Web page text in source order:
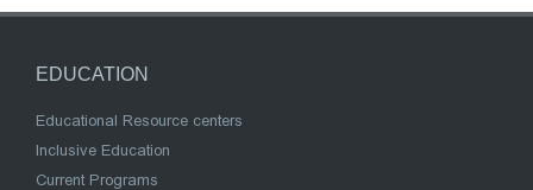
EDUCATION
Educational Resource centers
Inclusive Education
Current Programs